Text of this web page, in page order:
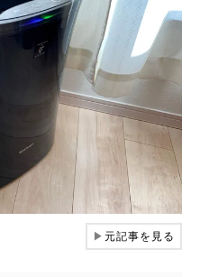
▶元記事を見る